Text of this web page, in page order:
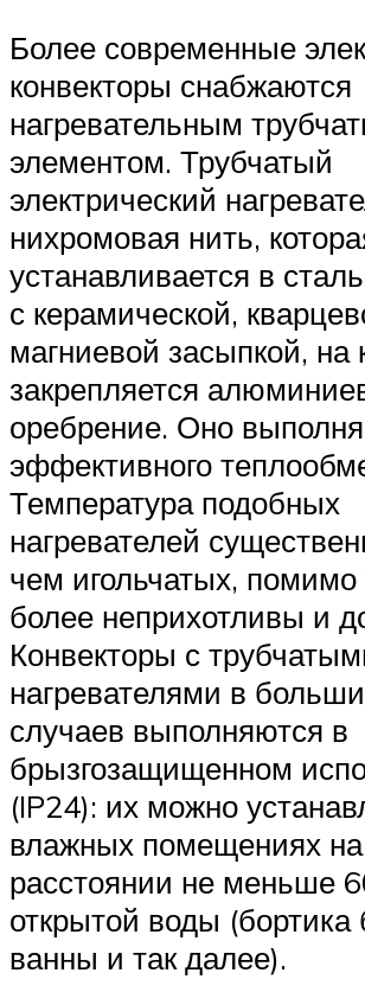
Более современные
конвекторы снабжаются
нагревательным
элементом. Трубчатый
электрический
нихромовая нить,
устанавливается в
с керамической,
магниевой засыпкой, на
закрепляется
оребрение. Оно
эффективного
Температура подобных
нагревателей
чем игольчатых, помимо
более неприхотливы и
Конвекторы с
нагревателями в
случаев выполняются в
брызгозащищенном
(IP24): их можно
влажных помещениях на
расстоянии не меньше
открытой воды (бортика
ванны и так далее).